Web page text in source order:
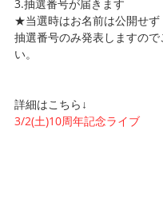
3.抽選番号が届きます
★当選時はお名前は公開せず
抽選番号のみ発表しますので
い。
詳細はこちら↓
3/2(土)10周年記念ライブ